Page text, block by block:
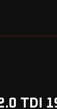
TDI